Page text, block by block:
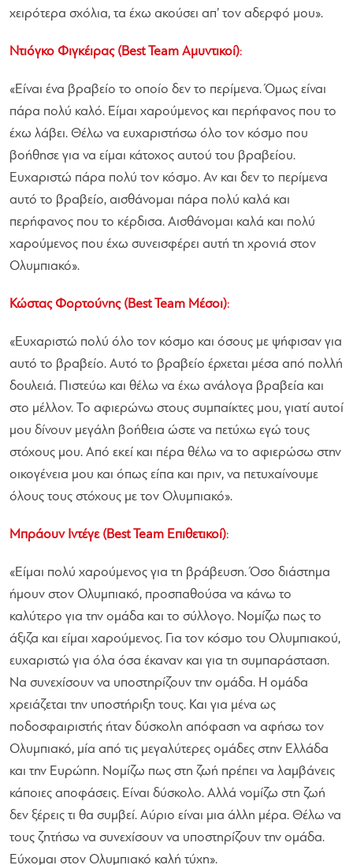
χειρότερα σχόλια, τα έχω ακούσει απ’ τον αδερφό μου».
Ντιόγκο Φιγκέιρας (Best Team Αμυντικοί):
«Είναι ένα βραβείο το οποίο δεν το περίμενα. Όμως είναι
πάρα πολύ καλό. Είμαι χαρούμενος και περήφανος που το
έχω λάβει. Θέλω να ευχαριστήσω όλο τον κόσμο που
βοήθησε για να είμαι κάτοχος αυτού του βραβείου.
Ευχαριστώ πάρα πολύ τον κόσμο. Αν και δεν το περίμενα
αυτό το βραβείο, αισθάνομαι πάρα πολύ καλά και
περήφανος που το κέρδισα. Αισθάνομαι καλά και πολύ
χαρούμενος που έχω συνεισφέρει αυτή τη χρονιά στον
Ολυμπιακό».
Κώστας Φορτούνης (Best Team Μέσοι):
«Ευχαριστώ πολύ όλο τον κόσμο και όσους με ψήφισαν για
αυτό το βραβείο. Αυτό το βραβείο έρχεται μέσα από πολλή
δουλειά. Πιστεύω και θέλω να έχω ανάλογα βραβεία και
στο μέλλον. Το αφιερώνω στους συμπαίκτες μου, γιατί αυτοί
μου δίνουν μεγάλη βοήθεια ώστε να πετύχω εγώ τους
στόχους μου. Από εκεί και πέρα θέλω να το αφιερώσω στην
οικογένεια μου και όπως είπα και πριν, να πετυχαίνουμε
όλους τους στόχους με τον Ολυμπιακό».
Μπράουν Ιντέγε (Best Team Επιθετικοί):
«Είμαι πολύ χαρούμενος για τη βράβευση. Όσο διάστημα
ήμουν στον Ολυμπιακό, προσπαθούσα να κάνω το
καλύτερο για την ομάδα και το σύλλογο. Νομίζω πως το
άξιζα και είμαι χαρούμενος. Για τον κόσμο του Ολυμπιακού,
ευχαριστώ για όλα όσα έκαναν και για τη συμπαράσταση.
Να συνεχίσουν να υποστηρίζουν την ομάδα. Η ομάδα
χρειάζεται την υποστήριξη τους. Και για μένα ως
ποδοσφαιριστής ήταν δύσκολη απόφαση να αφήσω τον
Ολυμπιακό, μία από τις μεγαλύτερες ομάδες στην Ελλάδα
και την Ευρώπη. Νομίζω πως στη ζωή πρέπει να λαμβάνεις
κάποιες αποφάσεις. Είναι δύσκολο. Αλλά νομίζω στη ζωή
δεν ξέρεις τι θα συμβεί. Αύριο είναι μια άλλη μέρα. Θέλω να
τους ζητήσω να συνεχίσουν να υποστηρίζουν την ομάδα.
Εύχομαι στον Ολυμπιακό καλή τύχη».